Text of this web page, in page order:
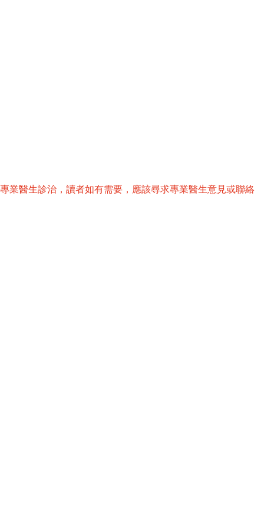
業醫生診治，讀者如有需要，應該尋求專業醫生意見或聯絡